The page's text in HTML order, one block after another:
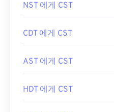
NST 에게 CST
CDT 에게 CST
AST 에게 CST
HDT 에게 CST